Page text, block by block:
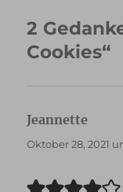
2
Cookies“
Jeannette
Oktober 28, 2021